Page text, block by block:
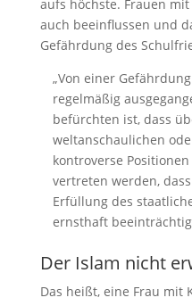
aufs höchste. Frauen
auch beeinflussen und
Gefährdung des
„Von einer
regelmäßig
befürchten ist, dass
weltanschaulichen
kontroverse
vertreten werden,
Erfüllung des
ernsthaft
Der Islam nicht
Das heißt, eine Frau mit